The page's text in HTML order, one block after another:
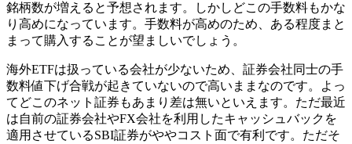
銘柄数が増えると予想されます。
しかしどこの手数料もかな
り高めになっています。手数料が高めのため、ある程度まと
まって購入することが望ましいでしょう。
海外ETFは扱っている会社が少ないため、証券会社同士の手
数料値下げ合戦が起きていないので高いままなのです。よっ
て どこのネット証券もあまり差は無いといえます。ただ最近
は自前の証券会社やFX会社を利用したキャッシュバックを
適用させているSBI証券がややコスト面で有利です。ただそ